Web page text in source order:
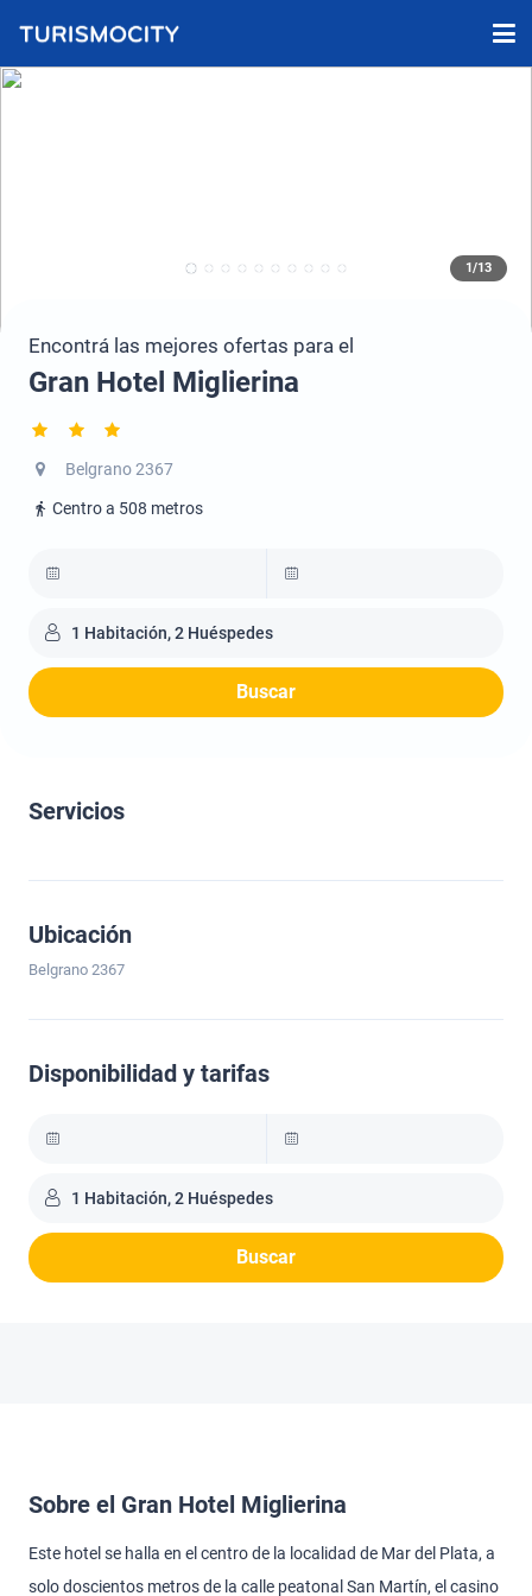
1/13
Encontrá las mejores ofertas para el
Gran Hotel Miglierina
Belgrano 2367
Centro a 508 metros
1 Habitación, 2 Huéspedes
Buscar
Servicios
Ubicación
Belgrano 2367
Disponibilidad y tarifas
1 Habitación, 2 Huéspedes
Buscar
Sobre el Gran Hotel Miglierina
Este hotel se halla en el centro de la localidad de Mar del Plata, a
solo doscientos metros de la calle peatonal San Martín, el casino